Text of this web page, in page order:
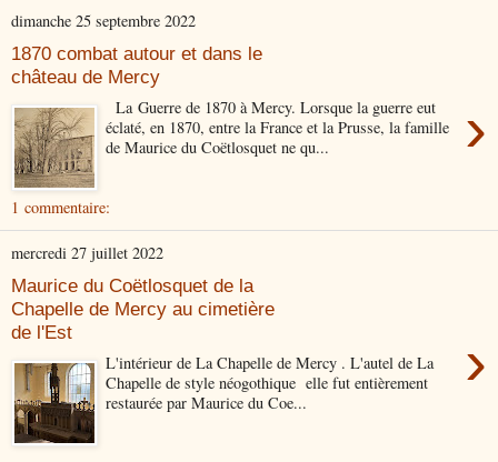
dimanche 25 septembre 2022
1870 combat autour et dans le
château de Mercy
›
La Guerre de 1870 à Mercy. Lorsque la guerre eut
éclaté, en 1870, entre la France et la Prusse, la famille
de Maurice du Coëtlosquet ne qu...
1 commentaire:
mercredi 27 juillet 2022
Maurice du Coëtlosquet de la
Chapelle de Mercy au cimetière
de l'Est
›
L'intérieur de La Chapelle de Mercy . L'autel de La
Chapelle de style néogothique elle fut entièrement
restaurée par Maurice du Coe...